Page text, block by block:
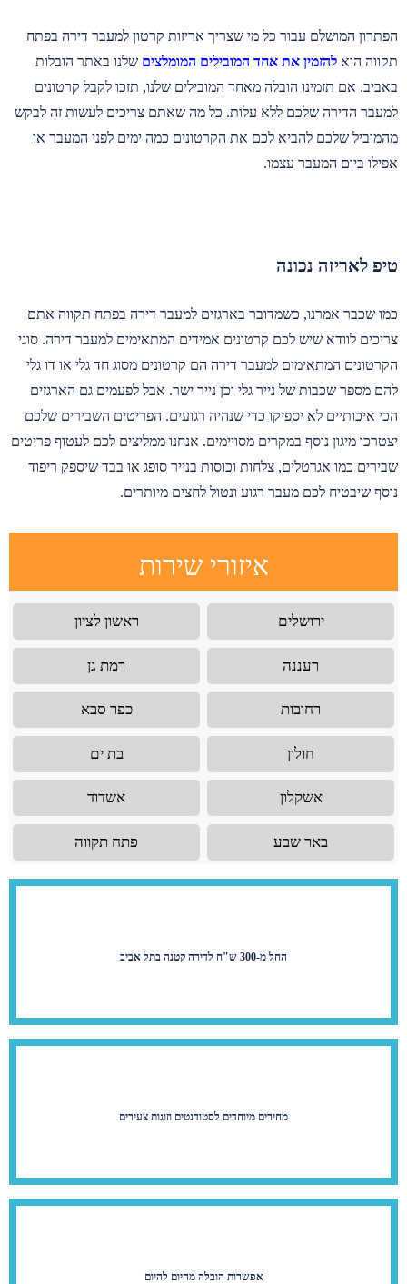
הפתרון המושלם עבור כל מי שצריך אריזות קרטון למעבר דירה בפתח
תקווה הוא להזמין את אחד המובילים המומלצים שלנו באתר הובלות
באביב. אם תזמינו הובלה מאחד המובילים שלנו, תזכו לקבל קרטונים
למעבר הדירה שלכם ללא עלות. כל מה שאתם צריכים לעשות זה לבקש
מהמוביל שלכם להביא לכם את הקרטונים כמה ימים לפני המעבר או
אפילו ביום המעבר עצמו.
טיפ לאריזה נכונה
כמו שכבר אמרנו, כשמדובר בארגזים למעבר דירה בפתח תקווה אתם
צריכים לוודא שיש לכם קרטונים אמידים המתאימים למעבר דירה. סוגי
הקרטונים המתאימים למעבר דירה הם קרטונים מסוג חד גלי או דו גלי
להם מספר שכבות של נייר גלי וכן נייר ישר. אבל לפעמים גם הארגזים
הכי איכותיים לא יספיקו כדי שנהיה רגועים. הפריטים השבירים שלכם
יצטרכו מיגון נוסף במקרים מסויימים. אנחנו ממליצים לכם לעטוף פריטים
שבירים כמו אגרטלים, צלחות וכוסות בנייר סופג או בבד שיספק ריפוד
נוסף שיבטיח לכם מעבר רגוע ונטול לחצים מיותרים.
איזורי שירות
ירושלים ראשון לציון
רעננה רמת גן
רחובות כפר סבא
חולון בת ים
אשקלון אשדוד
באר שבע פתח תקווה
החל מ-300 ש"ח לדירה קטנה בתל אביב
מחירים מיוחדים לסטודנטים וזוגות צעירים
אפשרות הובלה מהיום להיום